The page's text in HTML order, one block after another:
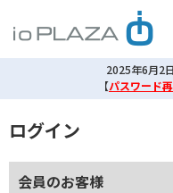
2025年6月2
【パスワード
ログイン
会員のお客様